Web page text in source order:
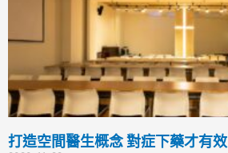
打造空間醫生概念 對症下藥才有效